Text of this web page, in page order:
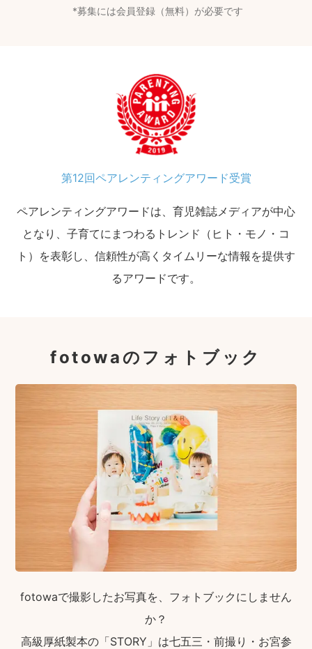
募集には会員登録（無料）が必要です
第12回ペアレンティングアワード受賞
ペアレンティングアワードは、育児雑誌メディアが中心
となり、子育てにまつわるトレンド（ヒト・モノ・コ
ト）を表彰し、信頼性が高くタイムリーな情報を提供す
るアワードです。
fotowaのフォトブック
fotowaで撮影したお写真を、フォトブックにしません
か？
高級厚紙製本の「STORY」は七五三・前撮り・お宮参